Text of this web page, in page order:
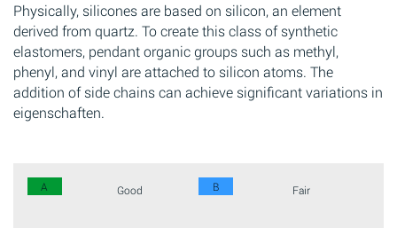
Physically, silicones are based on silicon, an element
derived from quartz. To create this class of synthetic
elastomers, pendant organic groups such as methyl,
phenyl, and vinyl are attached to silicon atoms. The
addition of side chains can achieve significant variations in
eigenschaften.
A Good B Fair